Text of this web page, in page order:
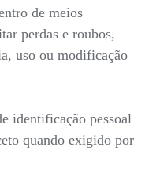
de meios
perdas e roubos,
uso ou modificação
identificação pessoal
quando exigido por